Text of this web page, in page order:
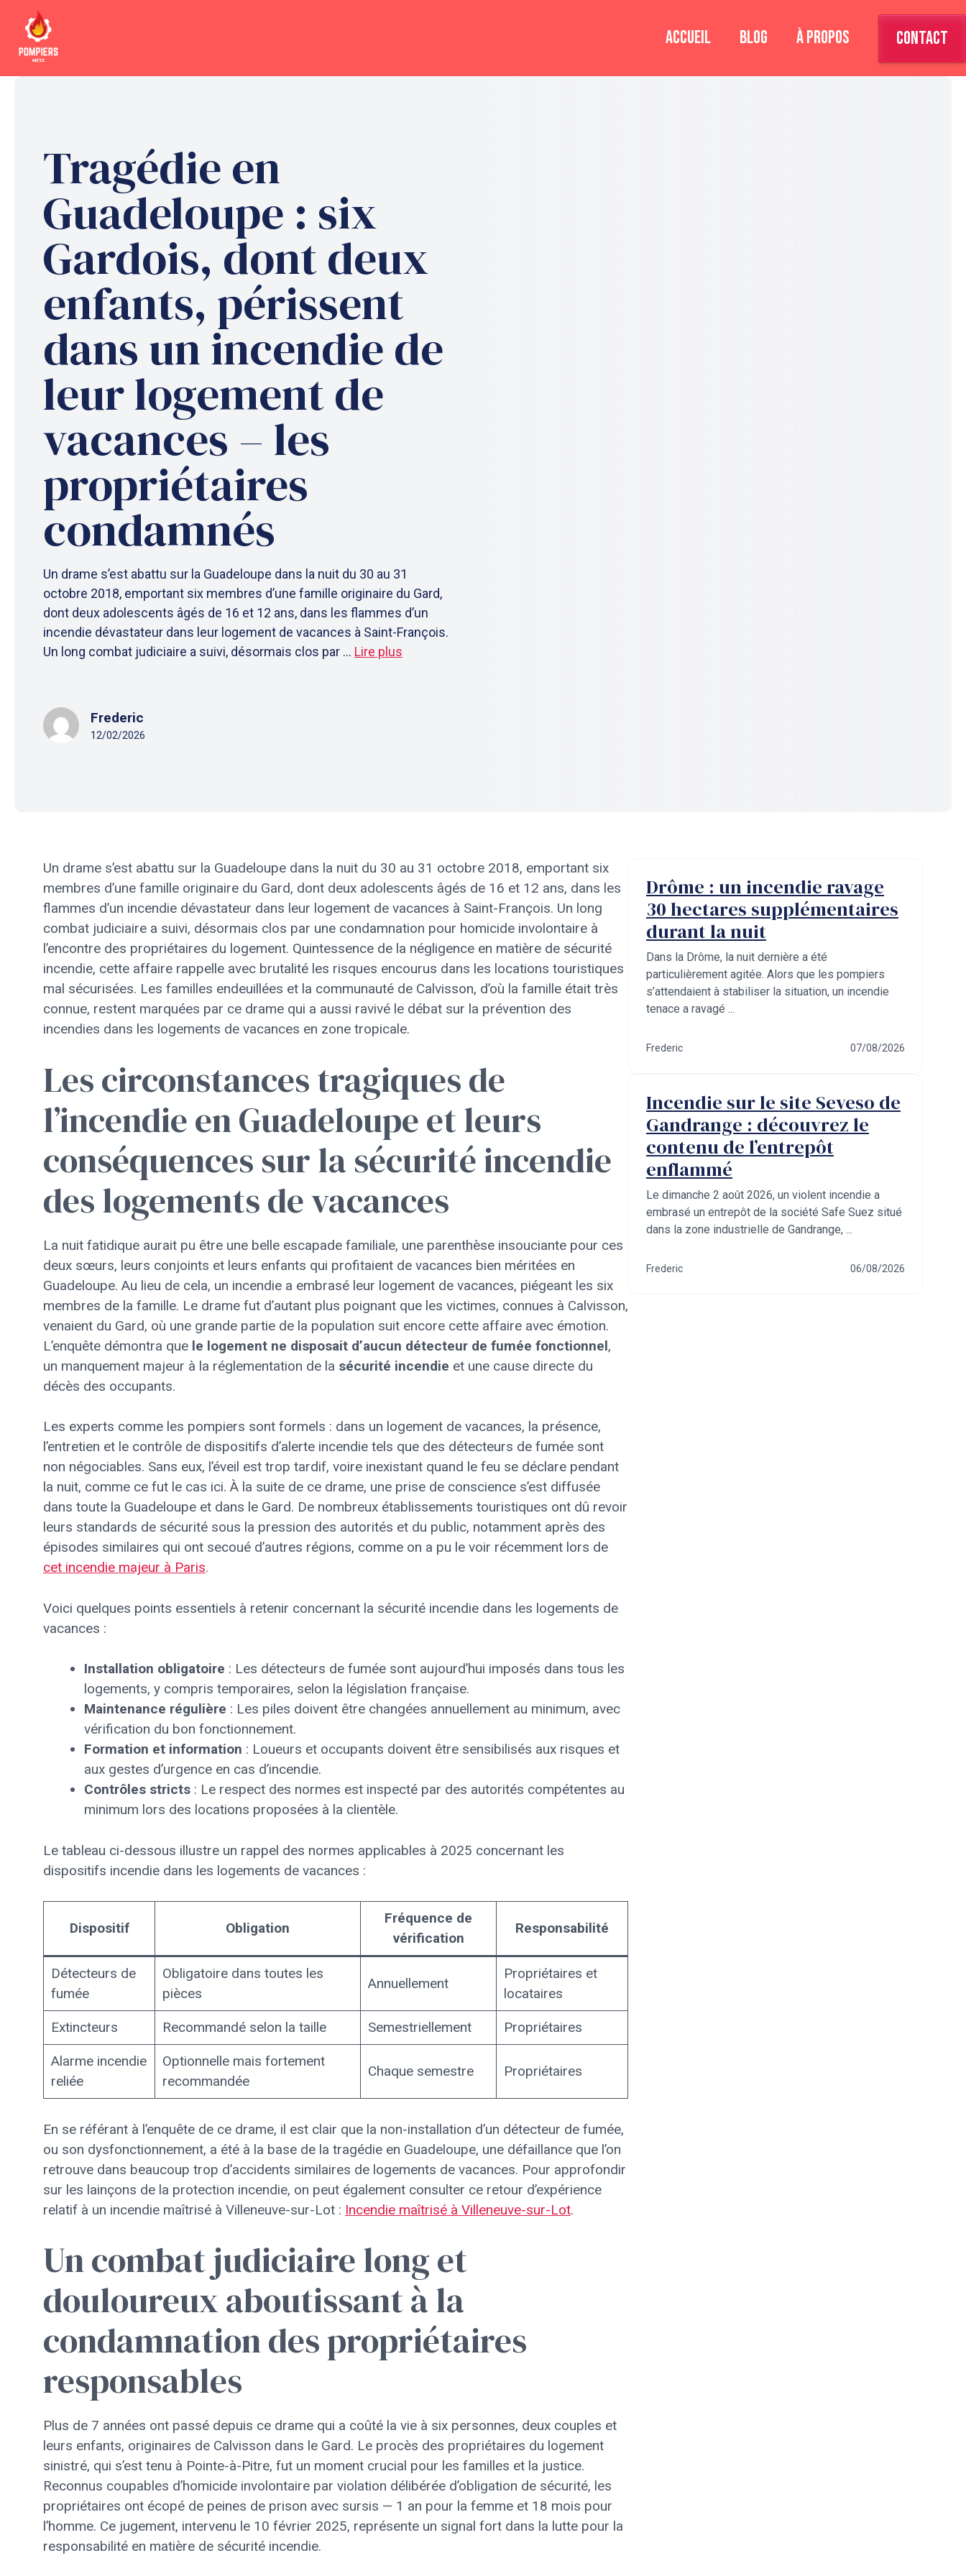
contenu
ACCUEIL BLOG À PROPOS CONTACT
Tragédie en
Guadeloupe : six
Gardois, dont deux
enfants, périssent
dans un incendie de
leur logement de
vacances – les
propriétaires
condamnés
Un drame s’est abattu sur la Guadeloupe dans la nuit du 30 au 31
octobre 2018, emportant six membres d’une famille originaire du Gard,
dont deux adolescents âgés de 16 et 12 ans, dans les flammes d’un
incendie dévastateur dans leur logement de vacances à Saint-François.
Un long combat judiciaire a suivi, désormais clos par ... Lire plus
Frederic
12/02/2026
Un drame s’est abattu sur la Guadeloupe dans la nuit du 30 au 31 octobre 2018, emportant six
membres d’une famille originaire du Gard, dont deux adolescents âgés de 16 et 12 ans, dans les
flammes d’un incendie dévastateur dans leur logement de vacances à Saint-François. Un long
combat judiciaire a suivi, désormais clos par une condamnation pour homicide involontaire à
l’encontre des propriétaires du logement. Quintessence de la négligence en matière de sécurité
incendie, cette affaire rappelle avec brutalité les risques encourus dans les locations touristiques
mal sécurisées. Les familles endeuillées et la communauté de Calvisson, d’où la famille était très
connue, restent marquées par ce drame qui a aussi ravivé le débat sur la prévention des
incendies dans les logements de vacances en zone tropicale.
Les circonstances tragiques de
l’incendie en Guadeloupe et leurs
conséquences sur la sécurité incendie
des logements de vacances
La nuit fatidique aurait pu être une belle escapade familiale, une parenthèse insouciante pour ces
deux sœurs, leurs conjoints et leurs enfants qui profitaient de vacances bien méritées en
Guadeloupe. Au lieu de cela, un incendie a embrasé leur logement de vacances, piégeant les six
membres de la famille. Le drame fut d’autant plus poignant que les victimes, connues à Calvisson,
venaient du Gard, où une grande partie de la population suit encore cette affaire avec émotion.
L’enquête démontra que le logement ne disposait d’aucun détecteur de fumée fonctionnel,
un manquement majeur à la réglementation de la sécurité incendie et une cause directe du
décès des occupants.
Les experts comme les pompiers sont formels : dans un logement de vacances, la présence,
l’entretien et le contrôle de dispositifs d’alerte incendie tels que des détecteurs de fumée sont
non négociables. Sans eux, l’éveil est trop tardif, voire inexistant quand le feu se déclare pendant
la nuit, comme ce fut le cas ici. À la suite de ce drame, une prise de conscience s’est diffusée
dans toute la Guadeloupe et dans le Gard. De nombreux établissements touristiques ont dû revoir
leurs standards de sécurité sous la pression des autorités et du public, notamment après des
épisodes similaires qui ont secoué d’autres régions, comme on a pu le voir récemment lors de
cet incendie majeur à Paris.
Voici quelques points essentiels à retenir concernant la sécurité incendie dans les logements de
vacances :
Installation obligatoire : Les détecteurs de fumée sont aujourd’hui imposés dans tous les
logements, y compris temporaires, selon la législation française.
Maintenance régulière : Les piles doivent être changées annuellement au minimum, avec
vérification du bon fonctionnement.
Formation et information : Loueurs et occupants doivent être sensibilisés aux risques et
aux gestes d’urgence en cas d’incendie.
Contrôles stricts : Le respect des normes est inspecté par des autorités compétentes au
minimum lors des locations proposées à la clientèle.
Le tableau ci-dessous illustre un rappel des normes applicables à 2025 concernant les
dispositifs incendie dans les logements de vacances :
Dispositif Obligation
Fréquence de
vérification
Responsabilité
Détecteurs de
fumée
Obligatoire dans toutes les
pièces
Annuellement
Propriétaires et
locataires
Extincteurs Recommandé selon la taille Semestriellement Propriétaires
Alarme incendie
reliée
Optionnelle mais fortement
recommandée
Chaque semestre Propriétaires
En se référant à l’enquête de ce drame, il est clair que la non-installation d’un détecteur de fumée,
ou son dysfonctionnement, a été à la base de la tragédie en Guadeloupe, une défaillance que l’on
retrouve dans beaucoup trop d’accidents similaires de logements de vacances. Pour approfondir
sur les lainçons de la protection incendie, on peut également consulter ce retour d’expérience
relatif à un incendie maîtrisé à Villeneuve-sur-Lot : Incendie maîtrisé à Villeneuve-sur-Lot.
Un combat judiciaire long et
douloureux aboutissant à la
condamnation des propriétaires
responsables
Plus de 7 années ont passé depuis ce drame qui a coûté la vie à six personnes, deux couples et
leurs enfants, originaires de Calvisson dans le Gard. Le procès des propriétaires du logement
sinistré, qui s’est tenu à Pointe-à-Pitre, fut un moment crucial pour les familles et la justice.
Reconnus coupables d’homicide involontaire par violation délibérée d’obligation de sécurité, les
propriétaires ont écopé de peines de prison avec sursis — 1 an pour la femme et 18 mois pour
l’homme. Ce jugement, intervenu le 10 février 2025, représente un signal fort dans la lutte pour la
responsabilité en matière de sécurité incendie.
Drôme : un incendie ravage
30 hectares supplémentaires
durant la nuit
Dans la Drôme, la nuit dernière a été
particulièrement agitée. Alors que les pompiers
s’attendaient à stabiliser la situation, un incendie
tenace a ravagé ...
Frederic 07/08/2026
Incendie sur le site Seveso de
Gandrange : découvrez le
contenu de l’entrepôt
enflammé
Le dimanche 2 août 2026, un violent incendie a
embrasé un entrepôt de la société Safe Suez situé
dans la zone industrielle de Gandrange, ...
Frederic 06/08/2026